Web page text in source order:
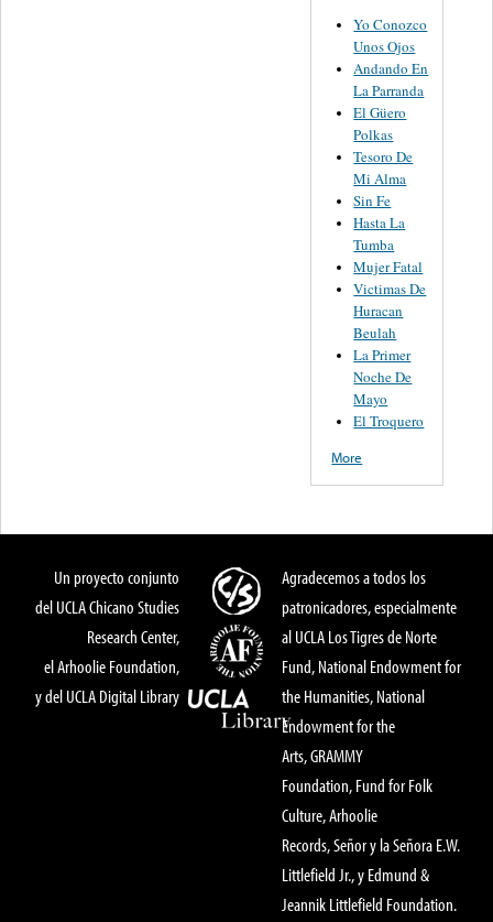
Yo Conozco
Unos Ojos
Andando En
La Parranda
El Güero
Polkas
Tesoro De
Mi Alma
Sin Fe
Hasta La
Tumba
Mujer Fatal
Victimas De
Huracan
Beulah
La Primer
Noche De
Mayo
El Troquero
More
Un proyecto conjunto
del UCLA Chicano Studies
Research Center,
el Arhoolie Foundation,
y del UCLA Digital Library
Agradecemos a todos los
patronicadores, especialmente
al UCLA Los Tigres de Norte
Fund, National Endowment for
the Humanities, National
Endowment for the
Arts, GRAMMY
Foundation, Fund for Folk
Culture, Arhoolie
Records, Señor y la Señora E.W.
Littlefield Jr., y Edmund &
Jeannik Littlefield Foundation.